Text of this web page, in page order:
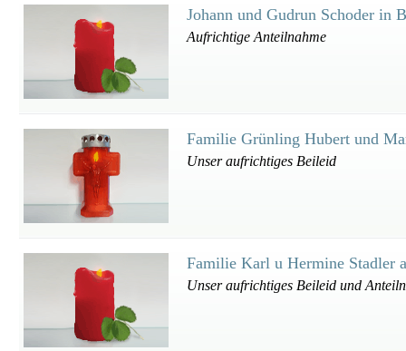
Johann und Gudrun Schoder in
Aufrichtige Anteilnahme
Familie Grünling Hubert und
Unser aufrichtiges Beileid
Familie Karl u Hermine Stadler
Unser aufrichtiges Beileid und